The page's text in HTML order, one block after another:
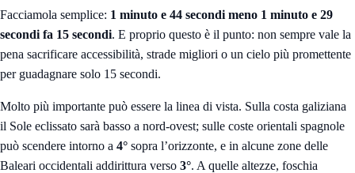
Facciamola semplice: 1 minuto e 44 secondi meno 1 minuto e 29
secondi fa 15 secondi. E proprio questo è il punto: non sempre vale la
pena sacrificare accessibilità, strade migliori o un cielo più promettente
per guadagnare solo 15 secondi.
Molto più importante può essere la linea di vista. Sulla costa galiziana
il Sole eclissato sarà basso a nord-ovest; sulle coste orientali spagnole
può scendere intorno a 4° sopra l’orizzonte, e in alcune zone delle
Baleari occidentali addirittura verso 3°. A quelle altezze, foschia